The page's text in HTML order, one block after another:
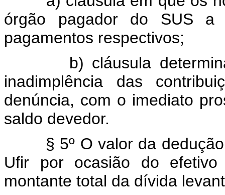
órgão pagador do SUS a
pagamentos respectivos;
b) cláusula
inadimplência das
denúncia, com o imediato
saldo devedor.
§ 5º O valor da dedução
Ufir por ocasião do
montante total da dívida